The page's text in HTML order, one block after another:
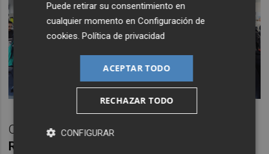
Con este mismo argumento quería
Rabanal
Puede retirar su consentimiento en
cualquier momento enConfiguración de
cookies.Política de privacidad
ACEPTAR TODO
RECHAZAR TODO
CONFIGURAR